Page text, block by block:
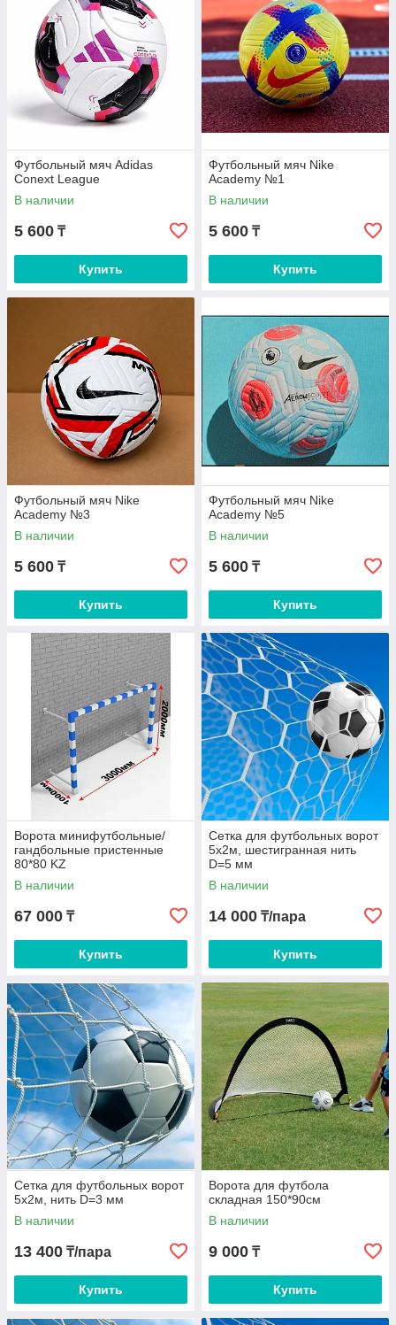
Футбольный мяч Adidas
Conext League
В наличии
5 600 ₸
Купить
Футбольный мяч Nike
Academy №1
В наличии
5 600 ₸
Купить
Футбольный мяч Nike
Academy №3
В наличии
5 600 ₸
Купить
Футбольный мяч Nike
Academy №5
В наличии
5 600 ₸
Купить
Ворота минифутбольные/
гандбольные пристенные
80*80 KZ
В наличии
67 000 ₸
Купить
Сетка для футбольных ворот
5x2м, шестигранная нить
D=5 мм
В наличии
14 000 ₸/пара
Купить
Сетка для футбольных ворот
5x2м, нить D=3 мм
В наличии
13 400 ₸/пара
Купить
Ворота для футбола
складная 150*90см
В наличии
9 000 ₸
Купить